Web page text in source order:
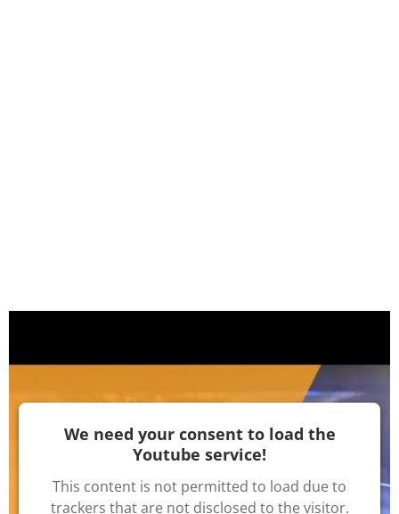
We need your consent to load the
Youtube service!
This content is not permitted to load due to
trackers that are not disclosed to the visitor.